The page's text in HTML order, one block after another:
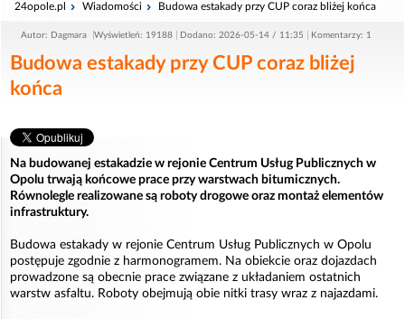
24opole.pl Wiadomości Budowa estakady przy CUP coraz bliżej końca
Autor: Dagmara Wyświetleń: 19188 Dodano: 2026-05-14 / 11:35 Komentarzy: 1
Budowa estakady przy CUP coraz bliżej
końca
Na budowanej estakadzie w rejonie Centrum Usług Publicznych w
Opolu trwają końcowe prace przy warstwach bitumicznych.
Równolegle realizowane są roboty drogowe oraz montaż elementów
infrastruktury.
Budowa estakady w rejonie Centrum Usług Publicznych w Opolu
postępuje zgodnie z harmonogramem. Na obiekcie oraz dojazdach
prowadzone są obecnie prace związane z układaniem ostatnich
warstw asfaltu. Roboty obejmują obie nitki trasy wraz z najazdami.